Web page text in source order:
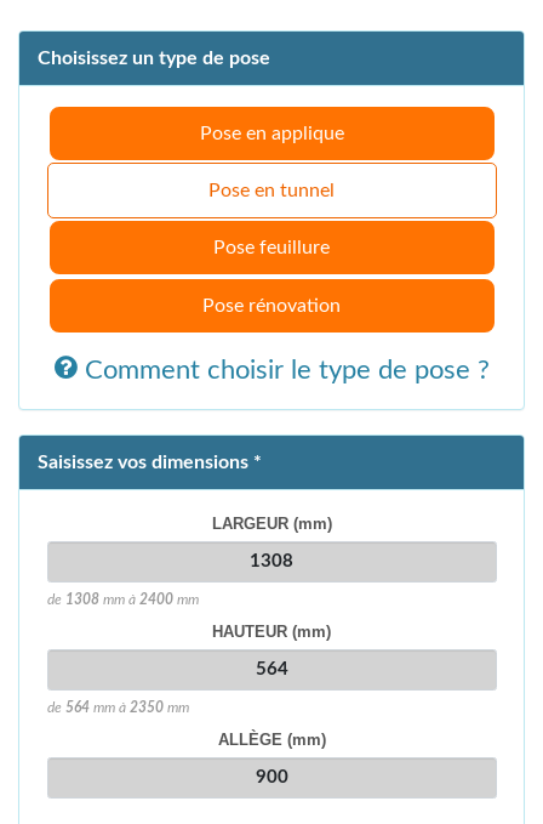
Choisissez un type de pose
Pose en applique
Pose en tunnel
Pose feuillure
Pose rénovation
Comment choisir le type de pose ?
Saisissez vos dimensions *
LARGEUR (mm)
de 1308mm à 2400mm
HAUTEUR (mm)
de 564mm à 2350mm
ALLÈGE (mm)